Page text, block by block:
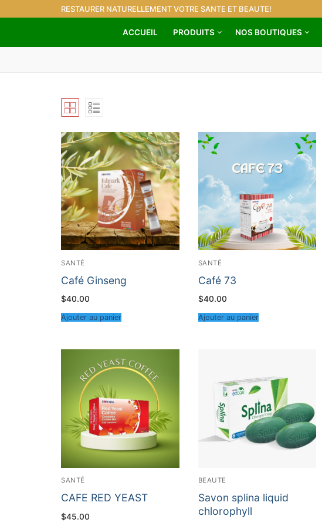
RESTAURER NATURELLEMENT VOTRE SANTE ET BEAUTE!
ACCUEIL PRODUITS NOS BOUTIQUES
SANTÉ
Café Ginseng
$40.00
Ajouter au panier
SANTÉ
Café 73
$40.00
Ajouter au panier
SANTÉ
CAFE RED YEAST
$45.00
BEAUTE
Savon splina liquid
chlorophyll